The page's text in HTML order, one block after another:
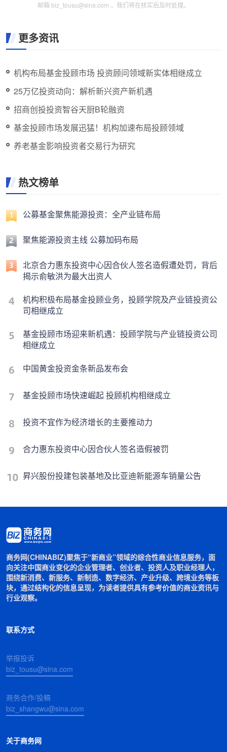
邮箱 biz_tousu@sina.com ，我们将在核实后及时处理。
更多资讯
机构布局基金投顾市场 投资顾问领域新实体相继成立
25万亿投资动向：解析新兴资产新机遇
招商创投投资智谷天厨B轮融资
基金投顾市场发展迅猛！机构加速布局投顾领域
养老基金影响投资者交易行为研究
热文榜单
公募基金聚焦能源投资：全产业链布局
聚焦能源投资主线 公募加码布局
北京合力惠东投资中心因合伙人签名造假遭处罚，背后
揭示俞敏洪为最大出资人
机构积极布局基金投顾业务，投顾学院及产业链投资公
司相继成立
基金投顾市场迎来新机遇：投顾学院与产业链投资公司
相继成立
中国黄金投资金条新品发布会
基金投顾市场快速崛起 投顾机构相继成立
投资不宜作为经济增长的主要推动力
合力惠东投资中心因合伙人签名造假被罚
昇兴股份投建包装基地及比亚迪新能源车销量公告
商务网(CHINABIZ)聚焦于“新商业”领域的综合性商业信息服务，面
向关注中国商业变化的企业管理者、创业者、投资人及职业经理人，
围绕新消费、新服务、新制造、数字经济、产业升级、跨境业务等板
块，通过结构化的信息呈现，为读者提供具有参考价值的商业资讯与
行业观察。
联系方式
举报投诉
biz_tousu@sina.com
商务合作/投稿
biz_shangwu@sina.com
关于商务网